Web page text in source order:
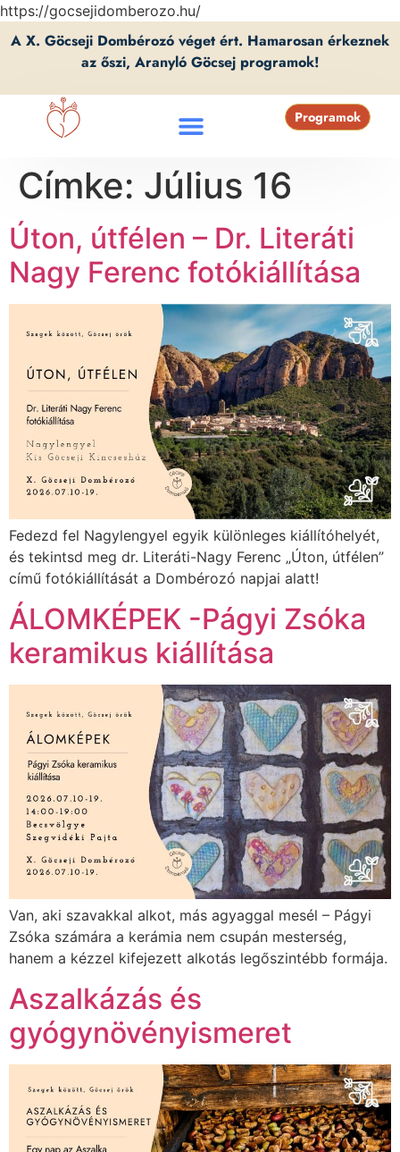
https://gocsejidomberozo.hu/
A X. Göcseji Dombérozó véget ért. Hamarosan érkeznek
az őszi, Aranyló Göcsej programok!
Programok
Címke: Július 16
Úton, útfélen – Dr. Literáti
Nagy Ferenc fotókiállítása
Fedezd fel Nagylengyel egyik különleges kiállítóhelyét,
és tekintsd meg dr. Literáti-Nagy Ferenc „Úton, útfélen”
című fotókiállítását a Dombérozó napjai alatt!
ÁLOMKÉPEK -Págyi Zsóka
keramikus kiállítása
Van, aki szavakkal alkot, más agyaggal mesél – Págyi
Zsóka számára a kerámia nem csupán mesterség,
hanem a kézzel kifejezett alkotás legőszintébb formája.
Aszalkázás és
gyógynövényismeret